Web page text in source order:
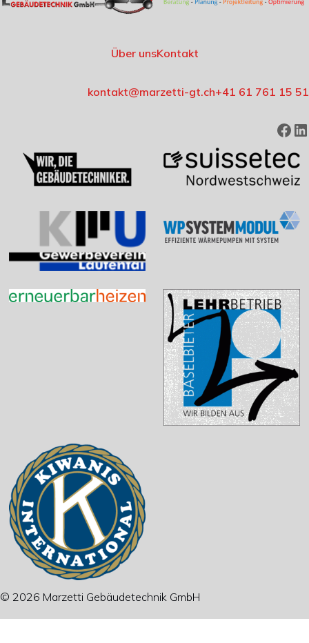
Über unsKontakt
kontakt@marzetti-gt.ch+41 61 761 15 51
F
a
c
e
b
o
k
L
i
n
k
I
n
© 2026 Marzetti Gebäudetechnik GmbH